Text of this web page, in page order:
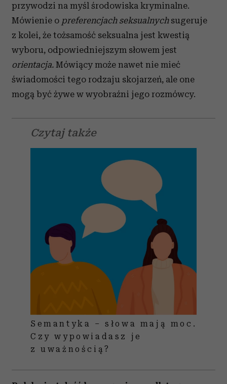
przywodzi na myśl środowiska kryminalne.
Mówienie o preferencjach seksualnychsugeruje
z kolei, że tożsamość seksualna jest kwestią
wyboru, odpowiedniejszym słowem jest
orientacja. Mówiący może nawet nie mieć
świadomości tego rodzaju skojarzeń, ale one
mogą być żywe w wyobraźni jego rozmówcy.
Czytaj także
Semantyka – słowa mają moc.
Czy wypowiadasz je
z uważnością?